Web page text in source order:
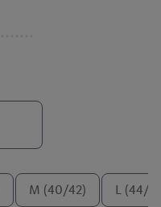
M (40/42) L (44/